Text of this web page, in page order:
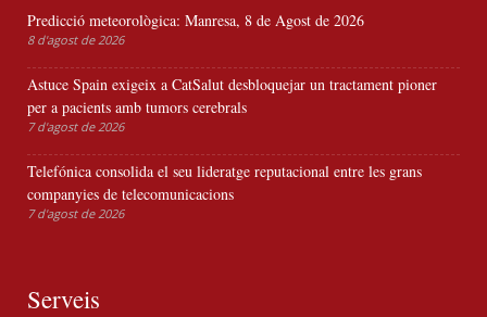
Predicció meteorològica: Manresa, 8 de Agost de 2026
8 d'agost de 2026
Astuce Spain exigeix a CatSalut desbloquejar un tractament pioner
per a pacients amb tumors cerebrals
7 d'agost de 2026
Telefónica consolida el seu lideratge reputacional entre les grans
companyies de telecomunicacions
7 d'agost de 2026
Serveis